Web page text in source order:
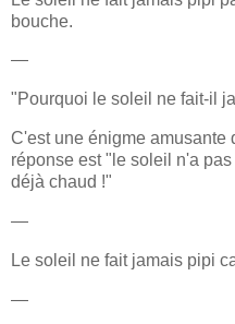
bouche.
—
"Pourquoi le soleil ne fait-il
C'est une énigme amusante
réponse est "le soleil n'a
déjà chaud !"
—
Le soleil ne fait jamais pipi
—